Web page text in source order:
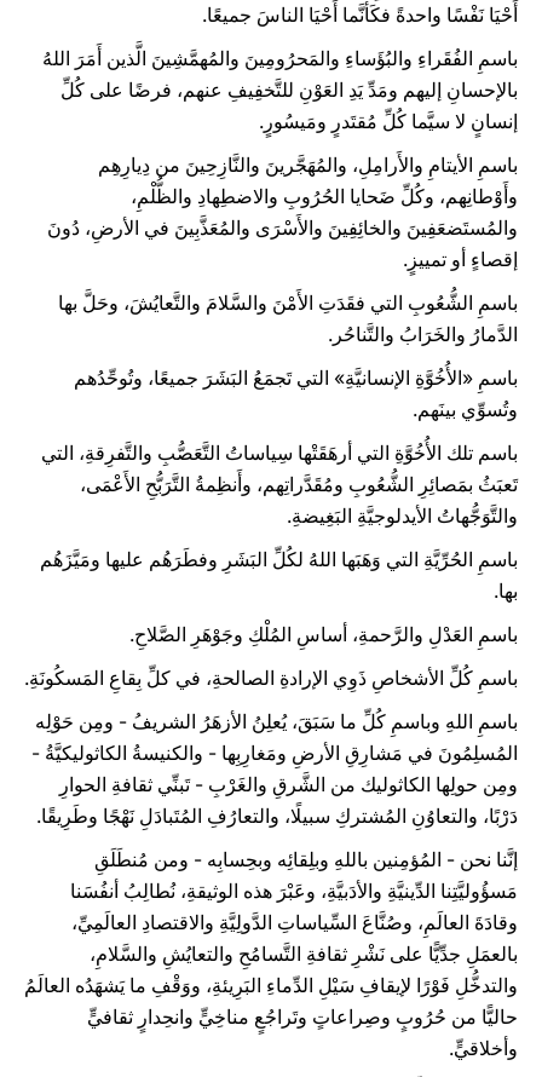
أَحْيَا نَفْسًا واحدةً فكَأنَّما أَحْيَا الناسَ جميعًا.
باسمِ الفُقَراءِ والبُؤَساءِ والمَحرُومِينَ والمُهمَّشِينَ الَّذين أَمَرَ اللهُ
بالإحسانِ إليهم ومَدِّ يَدِ العَوْنِ للتَّخفِيفِ عنهم، فرضًا على كُلِّ
إنسانٍ لا سيَّما كُلِّ مُقتَدرٍ ومَيسُورٍ.
باسمِ الأيتامِ والأَرامِلِ، والمُهَجَّرينَ والنَّازِحِينَ من دِيارِهِم
وأَوْطانِهم، وكُلِّ ضَحايا الحُرُوبِ والاضطِهادِ والظُّلْمِ،
والمُستَضعَفِينَ والخائِفِينَ والأَسْرَى والمُعَذَّبِينَ في الأرضِ، دُونَ
إقصاءٍ أو تمييزٍ.
باسمِ الشُّعُوبِ التي فقَدَتِ الأَمْنَ والسَّلامَ والتَّعايُشَ، وحَلَّ بها
الدَّمارُ والخَرَابُ والتَّناحُر.
باسمِ «الأُخُوَّةِ الإنسانيَّةِ» التي تَجمَعُ البَشَرَ جميعًا، وتُوحِّدُهم
وتُسوِّي بينَهم.
باسم تلك الأُخُوَّةِ التي أرهَقَتْها سِياساتُ التَّعَصُّبِ والتَّفرِقةِ، التي
تَعبَثُ بمَصائِرِ الشُّعُوبِ ومُقَدَّراتِهم، وأَنظِمةُ التَّرَبُّحِ الأَعْمَى،
والتَّوَجُّهاتُ الأيدلوجيَّةِ البَغِيضةِ.
باسمِ الحُرِّيَّةِ التي وَهَبَها اللهُ لكُلِّ البَشَرِ وفطَرَهُم عليها ومَيَّزَهُم
بها.
باسمِ العَدْلِ والرَّحمةِ، أساسِ المُلْكِ وجَوْهَرِ الصَّلاحِ.
باسمِ كُلِّ الأشخاصِ ذَوِي الإرادةِ الصالحةِ، في كلِّ بِقاعِ المَسكُونَةِ.
باسمِ اللهِ وباسمِ كُلِّ ما سَبَقَ، يُعلِنُ الأزهَرُ الشريفُ - ومِن حَوْلِه
المُسلِمُونَ في مَشارِقِ الأرضِ ومَغارِبِها - والكنيسةُ الكاثوليكيَّةُ -
ومِن حولِها الكاثوليك من الشَّرقِ والغَرْبِ - تَبنِّي ثقافةِ الحوارِ
دَرْبًا، والتعاوُنِ المُشتركِ سبيلًا، والتعارُفِ المُتَبادَلِ نَهْجًا وطَرِيقًا.
إنَّنا نحن - المُؤمِنين باللهِ وبلِقائِه وبحِسابِه - ومن مُنطَلَقِ
مَسؤُوليَّتِنا الدِّينيَّةِ والأدَبيَّةِ، وعَبْرَ هذه الوثيقةِ، نُطالِبُ أنفُسَنا
وقادَةَ العالَمِ، وصُنَّاعَ السِّياساتِ الدَّولِيَّةِ والاقتصادِ العالَمِيِّ،
بالعمَلِ جدِّيًّا على نَشْرِ ثقافةِ التَّسامُحِ والتعايُشِ والسَّلامِ،
والتدخُّلِ فَوْرًا لإيقافِ سَيْلِ الدِّماءِ البَرِيئةِ، ووَقْفِ ما يَشهَدُه العالَمُ
حاليًّا من حُرُوبٍ وصِراعاتٍ وتَراجُعٍ مناخِيٍّ وانحِدارٍ ثقافيٍّ
وأخلاقيٍّ.